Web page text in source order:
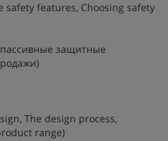
safety features, Choosing safety
защитные
The design process,
range)